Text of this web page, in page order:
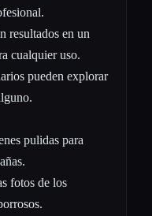
resultados en un
cualquier uso.
pueden explorar
pulidas para
fotos de los